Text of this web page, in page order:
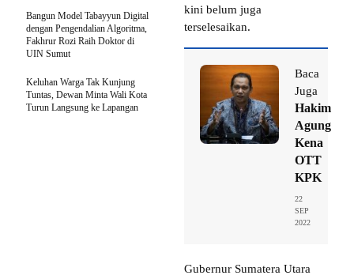
kini belum juga
terselesaikan.
Baca
Juga
Hakim
Agung
Kena
OTT
KPK
22
SEP
2022
Gubernur Sumatera Utara
Bangun Model Tabayyun Digital
dengan Pengendalian Algoritma,
Fakhrur Rozi Raih Doktor di
UIN Sumut
Keluhan Warga Tak Kunjung
Tuntas, Dewan Minta Wali Kota
Turun Langsung ke Lapangan